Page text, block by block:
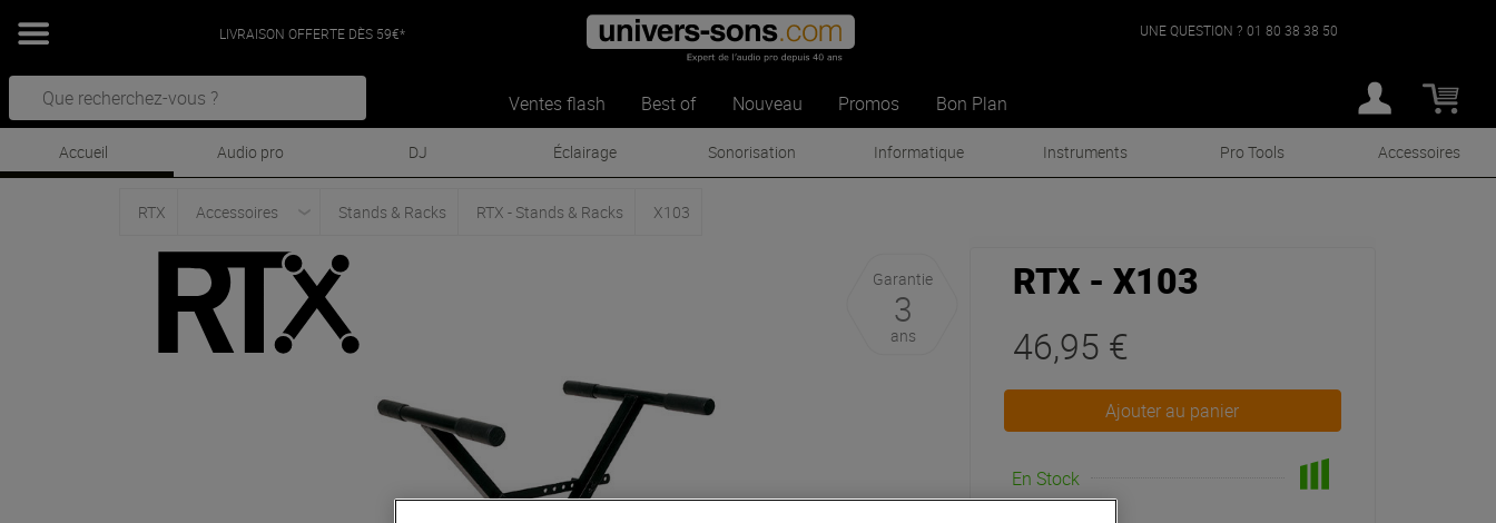
LIVRAISON OFFERTE DÈS 59€*
Ventes flash Best of Nouveau Promos Bon Plan
UNE QUESTION ? 01 80 38 38 50
Accueil Audio pro DJ Éclairage Sonorisation Informatique Instruments Pro Tools Accessoires
RTX Accessoires Stands & Racks RTX - Stands & Racks X103
Garantie
3
ans
RTX - X103
46,95 €
Ajouter au panier
En Stock